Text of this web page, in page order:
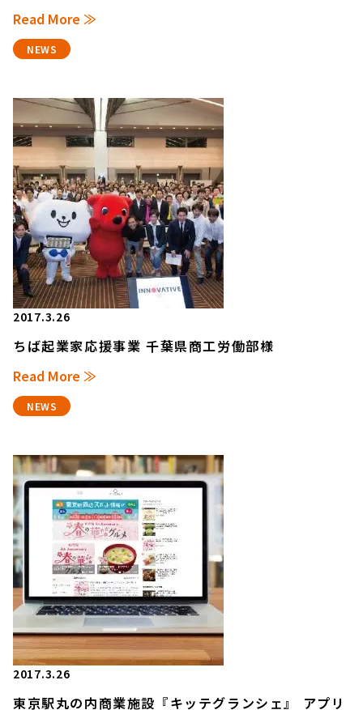
Read More ≫
NEWS
2017.3.26
ちば起業家応援事業 千葉県商工労働部様
Read More ≫
NEWS
2017.3.26
東京駅丸の内商業施設『キッテグランシェ』 アプリ